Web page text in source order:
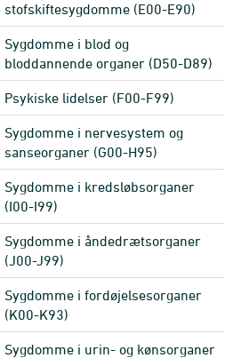
stofskiftesygdomme (E00-E90)
Sygdomme i blod og
bloddannende organer (D50-D89)
Psykiske lidelser (F00-F99)
Sygdomme i nervesystem og
sanseorganer (G00-H95)
Sygdomme i kredsløbsorganer
(I00-I99)
Sygdomme i åndedrætsorganer
(J00-J99)
Sygdomme i fordøjelsesorganer
(K00-K93)
Sygdomme i urin- og kønsorganer